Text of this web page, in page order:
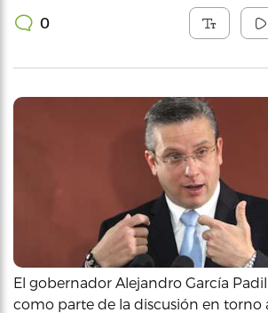
0
El gobernador Alejandro García
como parte de la discusión en torno